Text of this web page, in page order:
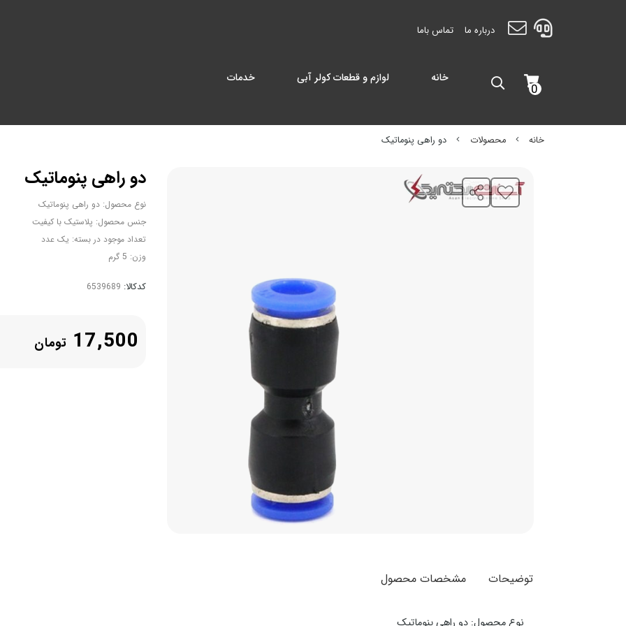
درباره ما تماس باما
0
خانه لوازم و قطعات کولر آبی خدمات
خانه محصولات دو راهی پنوماتیک
دو راهی پنوماتیک
نوع محصول: دو راهی پنوماتیک
جنس محصول: پلاستیک با کیفیت
تعداد موجود در بسته: یک عدد
وزن: 5 گرم
کدکالا:
17,500 تومان
توضیحات مشخصات محصول